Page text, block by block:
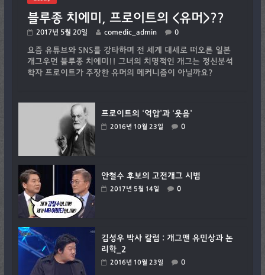
블루종 치에미, 프로이트의 <유머>??
2017년 5월 20일 comedic_admin 0
요즘 유튜브와 SNS를 강타하며 전 세계 대세로 떠오른 일본
개그우먼 블루종 치에미!! 그녀의 치명적인 개그는 정신분석
학자 프로이트가 주장한 유머의 메커니즘이 아닐까요?
프로이트의 ‘억압’과 ‘웃음’
2016년 10월 23일 0
안철수 후보의 고전개그 시범
2017년 5월 14일 0
김성우 박사 칼럼 : 개그맨 유민상과 논
리학_2
2016년 10월 23일 0